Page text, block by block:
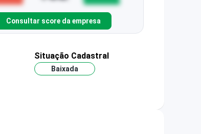
Consultar score da empresa
Situação Cadastral
Baixada